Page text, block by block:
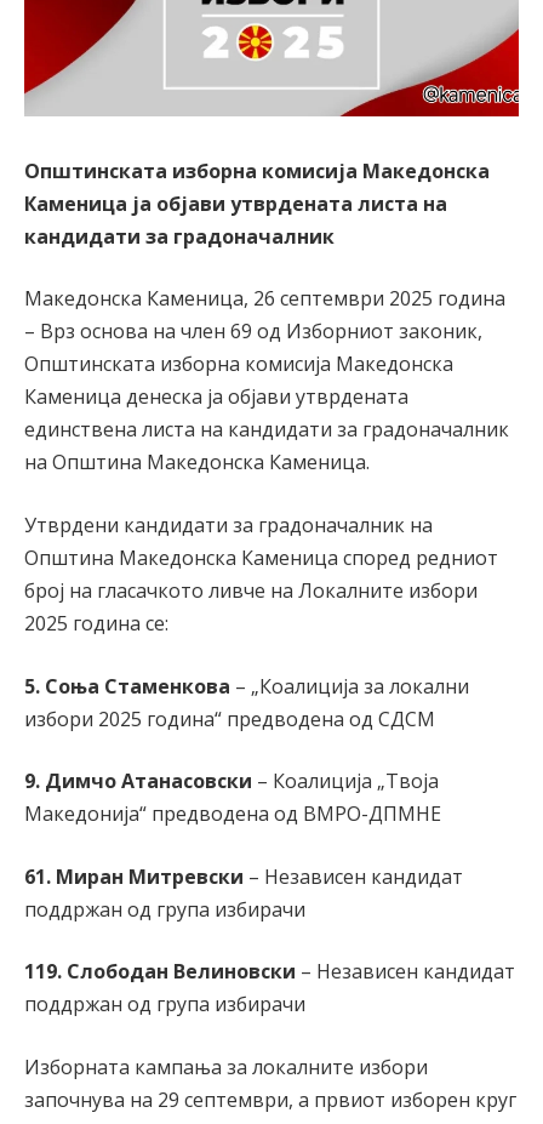
Општинската изборна комисија Македонска
Каменица ја објави утврдената листа на
кандидати за градоначалник
Македонска Каменица, 26 септември 2025 година
– Врз основа на член 69 од Изборниот законик,
Општинската изборна комисија Македонска
Каменица денеска ја објави утврдената
единствена листа на кандидати за градоначалник
на Општина Македонска Каменица.
Утврдени кандидати за градоначалник на
Општина Македонска Каменица според редниот
број на гласачкото ливче на Локалните избори
2025 година се:
5. Соња Стаменкова – „Коалиција за локални
избори 2025 година“ предводена од СДСМ
9. Димчо Атанасовски – Коалиција „Твоја
Македонија“ предводена од ВМРО-ДПМНЕ
61. Миран Митревски – Независен кандидат
поддржан од група избирачи
119. Слободан Велиновски – Независен кандидат
поддржан од група избирачи
Изборната кампања за локалните избори
започнува на 29 септември, а првиот изборен круг